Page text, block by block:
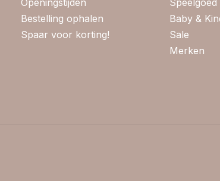
Bestelling ophalen
Spaar voor korting!
Baby &
Sale
Merken